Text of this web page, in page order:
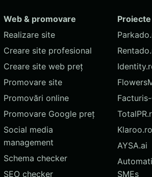
Web & promovare
Realizare site
Creare site profesional
Creare site web preț
Promovare site
Promovări online
Promovare Google preț
Social media
management
Schema checker
SEO checker
Proiecte
Klaroo.ro
AYSA.ai
SMEs